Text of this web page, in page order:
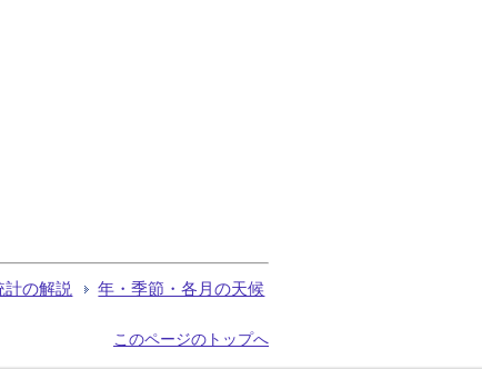
計の解説 年・季節・各月の天候
このページのトップへ